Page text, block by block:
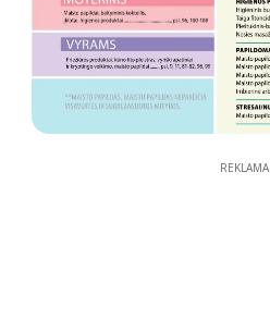
REKLAMA